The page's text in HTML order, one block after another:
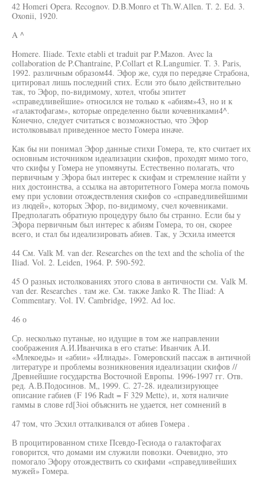
42 Homeri Opera. Recognov. D.B.Monro et Th.W.Allen. T. 2. Ed. 3.
Oxonii, 1920.
A ^
Homere. Iliade. Texte etabli et traduit par P.Mazon. Avec la
collaboration de P.Chantraine, P.Collart et R.Langumier. T. 3. Paris,
1992. различным образом44. Эфор же, судя по передаче Страбона,
цитировал лишь последний стих. Если это было действительно
так, то Эфор, по-видимому, хотел, чтобы эпитет
«справедливейшие» относился не только к «абиям»43, но и к
«галактофагам», которые определенно были кочевниками4^.
Конечно, следует считаться с возможностью, что Эфор
истолковывал приведенное место Гомера иначе.
Как бы ни понимал Эфор данные стихи Гомера, те, кто считает их
основным источником идеализации скифов, проходят мимо того,
что скифы у Гомера не упомянуты. Естественно полагать, что
первичным у Эфора был интерес к скифам и стремление найти у
них достоинства, а ссылка на авторитетного Гомера могла помочь
ему при условии отождествления скифов со «справедливейшими
из людей», которых Эфор, по-видимому, счел кочевниками.
Предполагать обратную процедуру было бы странно. Если бы у
Эфора первичным был интерес к абиям Гомера, то он, скорее
всего, и стал бы идеализировать абиев. Так, у Эсхила имеется
44 См. Valk М. van der. Researches on the text and the scholia of the
Iliad. Vol. 2. Leiden, 1964. P. 590-592.
45 О разных истолкованиях этого слова в античности см. Valk М.
van der. Researches . там же. См. также Janko R. The Iliad: A
Commentary. Vol. IV. Cambridge, 1992. Ad loc.
46 о
Ср. несколько путаные, но идущие в том же направлении
соображения А.И.Иванчика в его статье: Иванчик А.И.
«Млекоеды» и «абии» «Илиады». Гомеровский пассаж в античной
литературе и проблемы возникновения идеализации скифов //
Древнейшие государства Восточной Европы. 1996-1997 гг. Отв.
ред. А.В.Подосинов. М„ 1999. С. 27-28. идеализирующее
описание габиев (F 196 Radt = F 329 Mette), и, хотя наличие
гаммы в слове rd[3ioi объяснить не удается, нет сомнений в
47 том, что Эсхил отталкивался от абиев Гомера .
В процитированном стихе Псевдо-Гесиода о галактофагах
говорится, что домами им служили повозки. Очевидно, это
помогало Эфору отождествить со скифами «справедливейших
мужей» Гомера.